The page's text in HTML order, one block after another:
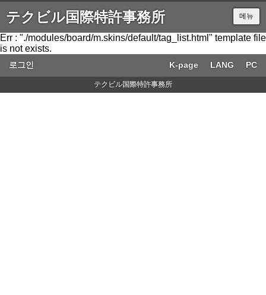
テクビル国際特許事務所 메뉴
Err : "./modules/board/m.skins/default/tag_list.html" template file
is not exists.
로그인 PC
LANG
K-page
テクビル国際特許事務所